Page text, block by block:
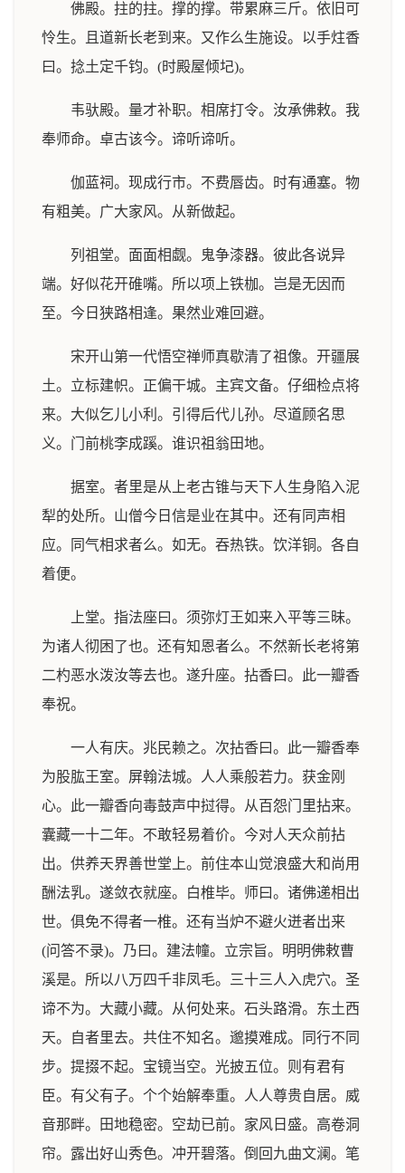
佛殿。拄的拄。撑的撑。带累麻三斤。依旧可
怜生。且道新长老到来。又作么生施设。以手炷香
曰。捻土定千钧。(时殿屋倾圮)。
韦驮殿。量才补职。相席打令。汝承佛敕。我
奉师命。卓古该今。谛听谛听。
伽蓝祠。现成行市。不费唇齿。时有通塞。物
有粗美。广大家风。从新做起。
列祖堂。面面相觑。鬼争漆器。彼此各说异
端。好似花开碓嘴。所以项上铁枷。岂是无因而
至。今日狭路相逢。果然业难回避。
宋开山第一代悟空禅师真歇清了祖像。开疆展
土。立标建帜。正偏干城。主宾文备。仔细检点将
来。大似乞儿小利。引得后代儿孙。尽道顾名思
义。门前桃李成蹊。谁识祖翁田地。
据室。者里是从上老古锥与天下人生身陷入泥
犁的处所。山僧今日信是业在其中。还有同声相
应。同气相求者么。如无。吞热铁。饮洋铜。各自
着便。
上堂。指法座曰。须弥灯王如来入平等三昧。
为诸人彻困了也。还有知恩者么。不然新长老将第
二杓恶水泼汝等去也。遂升座。拈香曰。此一瓣香
奉祝。
一人有庆。兆民赖之。次拈香曰。此一瓣香奉
为股肱王室。屏翰法城。人人乘般若力。获金刚
心。此一瓣香向毒鼓声中挝得。从百怨门里拈来。
囊藏一十二年。不敢轻易着价。今对人天众前拈
出。供养天界善世堂上。前住本山觉浪盛大和尚用
酬法乳。遂敛衣就座。白椎毕。师曰。诸佛递相出
世。俱免不得者一椎。还有当炉不避火迸者出来
(问答不录)。乃曰。建法幢。立宗旨。明明佛敕曹
溪是。所以八万四千非凤毛。三十三人入虎穴。圣
谛不为。大藏小藏。从何处来。石头路滑。东土西
天。自者里去。共住不知名。邈摸难成。同行不同
步。提掇不起。宝镜当空。光披五位。则有君有
臣。有父有子。个个始解奉重。人人尊贵自居。威
音那畔。田地稳密。空劫已前。家风日盛。高卷洞
帘。露出好山秀色。冲开碧落。倒回九曲文澜。笔